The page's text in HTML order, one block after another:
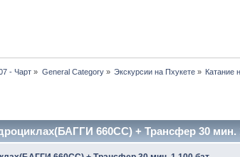
- Чарт » General Category» Экскурсии на Пхукете » Катание
660CC) + Трансфер 30 мин.